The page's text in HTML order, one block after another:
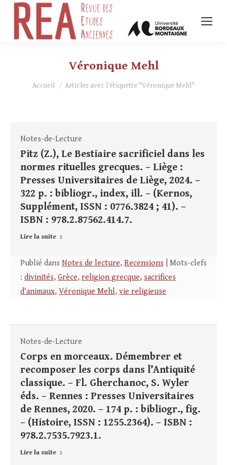
Véronique Mehl
Vous êtes ici :
Accueil Articles avec l’étiquette "Véronique Mehl"
Notes-de-Lecture
Pitz (Z.), Le Bestiaire sacrificiel dans les
normes rituelles grecques. – Liège :
Presses Universitaires de Liège, 2024. –
322 p. : bibliogr., index, ill. – (Kernos,
Supplément, ISSN : 0776.3824 ; 41). –
ISBN : 978.2.87562.414.7.
Lire la suite
Publié dans Notes de lecture, Recensions | Mots-clefs
: divinités, Grèce, religion grecque, sacrifices
d'animaux, Véronique Mehl, vie religieuse
Notes-de-Lecture
Corps en morceaux. Démembrer et
recomposer les corps dans l’Antiquité
classique. – Fl. Gherchanoc, S. Wyler
éds. – Rennes : Presses Universitaires
de Rennes, 2020. – 174 p. : bibliogr., fig.
– (Histoire, ISSN : 1255.2364). – ISBN :
978.2.7535.7923.1.
Lire la suite